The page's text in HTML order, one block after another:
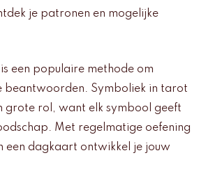
je patronen en mogelijke
is een populaire methode om
beantwoorden. Symboliek in tarot
grote rol, want elk symbool geeft
Met regelmatige oefening
een dagkaart ontwikkel je jouw